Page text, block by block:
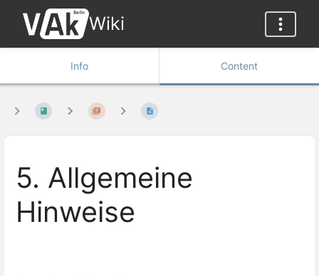
Wiki
Info Content
5. Allgemeine
Hinweise